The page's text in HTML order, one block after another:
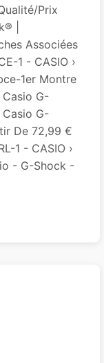
Prix
|
Associées
1 - CASIO ›
1er Montre
G-
G-
De 72,99 €
1 - CASIO ›
- G-Shock -